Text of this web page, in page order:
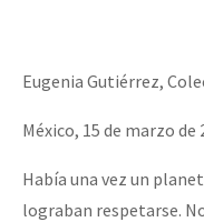
Eugenia Gutiérrez,
México, 15 de marzo de
Había una vez un
lograban respetarse.